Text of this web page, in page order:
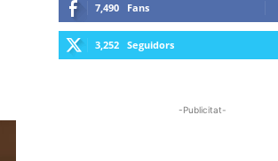
7,490 Fans
3,252 Seguidors
-Publicitat-